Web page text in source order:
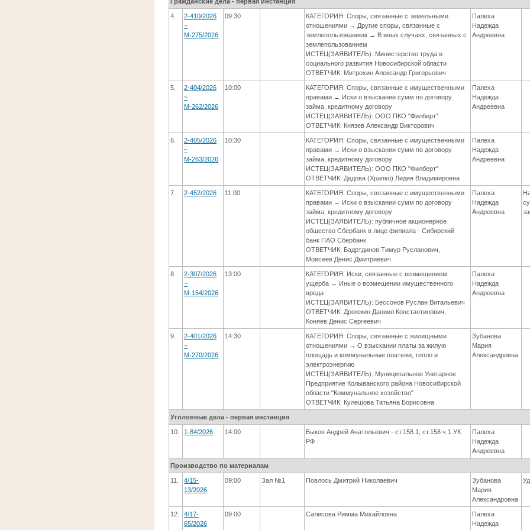
4.
2-410/2026
~
М-275/2026
09:30
КАТЕГОРИЯ: Споры, связанные с земельными
отношениями → Другие споры, связанные с
землепользованием → В иных случаях, связанных с
землепользованием
ИСТЕЦ(ЗАЯВИТЕЛЬ): Министерство труда и
социального развития Новосибирской области
ОТВЕТЧИК: Митрохин Александр Григорьевич
Палеха
Надежда
Андреевна
5.
2-404/2026
~
М-262/2026
10:00
КАТЕГОРИЯ: Споры, связанные с имущественными
правами → Иски о взыскании сумм по договору
займа, кредитному договору
ИСТЕЦ(ЗАЯВИТЕЛЬ): ООО ПКО "Филберт"
ОТВЕТЧИК: Князев Александр Викторович
Палеха
Надежда
Андреевна
6.
2-405/2026
~
М-263/2026
10:30
КАТЕГОРИЯ: Споры, связанные с имущественными
правами → Иски о взыскании сумм по договору
займа, кредитному договору
ИСТЕЦ(ЗАЯВИТЕЛЬ): ООО ПКО "Филберт"
ОТВЕТЧИК: Дедова (Храпко) Лидия Владимировна
Палеха
Надежда
Андреевна
7. 2-452/2026 11:00
КАТЕГОРИЯ: Споры, связанные с имущественными
правами → Иски о взыскании сумм по договору
займа, кредитному договору
ИСТЕЦ(ЗАЯВИТЕЛЬ): публичное акционерное
общество Сбербанк в лице филиала - Сибирский
банк ПАО Сбербанк
ОТВЕТЧИК: Бадртдинов Тимур Русланович,
Моисеев Денис Дмитриевич
Палеха
Надежда
Андреевна
8.
2-307/2026
~
М-154/2026
13:00
КАТЕГОРИЯ: Иски, связанные с возмещением
ущерба → Иные о возмещении имущественного
вреда
ИСТЕЦ(ЗАЯВИТЕЛЬ): Бессонов Руслан Витальевич
ОТВЕТЧИК: Дрожжин Даниил Константинович,
Коняев Денис Сергеевич
Палеха
Надежда
Андреевна
9.
2-401/2026
~
М-270/2026
14:30
КАТЕГОРИЯ: Споры, связанные с жилищными
отношениями → О взыскании платы за жилую
площадь и коммунальные платежи, тепло и
электроэнергию
ИСТЕЦ(ЗАЯВИТЕЛЬ): Муниципальное Унитарное
Предприятие Колыванского района Новосибирской
области "Коммунальное хозяйство"
ОТВЕТЧИК: Кулешова Татьяна Борисовна
Зубанова
Мария
Александровна
Уголовные дела - первая инстанция
10. 1-84/2026 14:00
Быков Андрей Анатольевич - ст.158.1; ст.158 ч.1 УК
РФ
Палеха
Надежда
Андреевна
Производство по материалам
11.
4/15-
13/2026
09:00 Зал №1 Повлось Дмитрий Николаевич
Зубанова
Мария
Александровна
12.
4/17-
65/2026
09:00 Салисова Римма Михайловна
Палеха
Надежда